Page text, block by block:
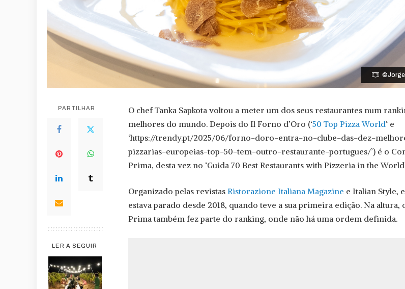
©Jorge
PARTILHAR
LER A SEGUIR
O chef Tanka Sapkota voltou a meter um dos seus restaurantes num
melhores do mundo. Depois do Il Forno d’Oro (‘50 Top Pizza World‘ e
‘https://trendy.pt/2025/06/forno-doro-entra-no-clube-das-dez-
pizzarias-europeias-top-50-tem-outro-restaurante-portugues/’) é o
Prima, desta vez no ‘Guida 70 Best Restaurants with Pizzeria in the
Organizado pelas revistas Ristorazione Italiana Magazine e Italian Style,
estava parado desde 2018, quando teve a sua primeira edição. Na altura,
Prima também fez parte do ranking, onde não há uma ordem definida.